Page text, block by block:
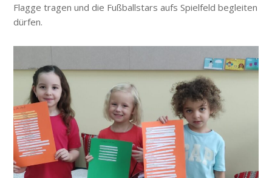
Flagge tragen und die Fußballstars aufs Spielfeld begleiten
dürfen.